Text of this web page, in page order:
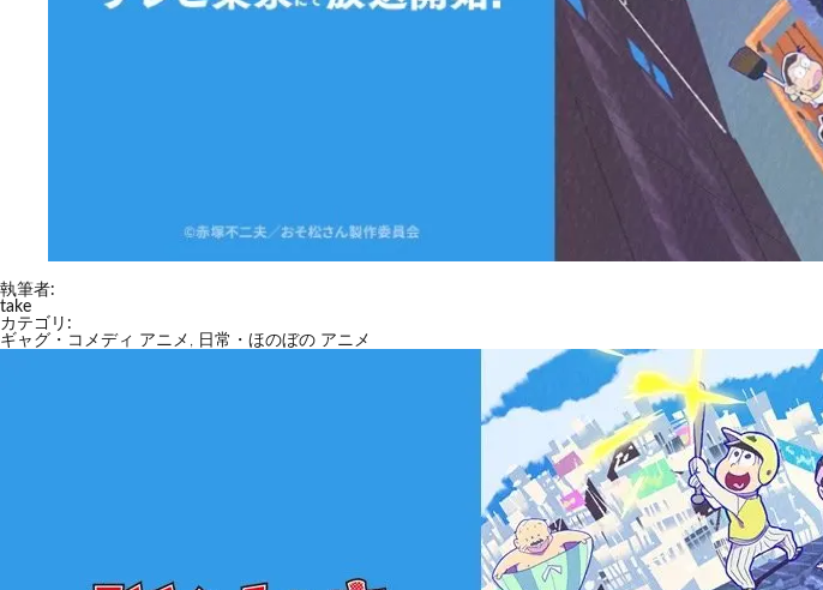
執筆者:
take
カテゴリ:
ギャグ・コメディ アニメ
日常・ほのぼの アニメ